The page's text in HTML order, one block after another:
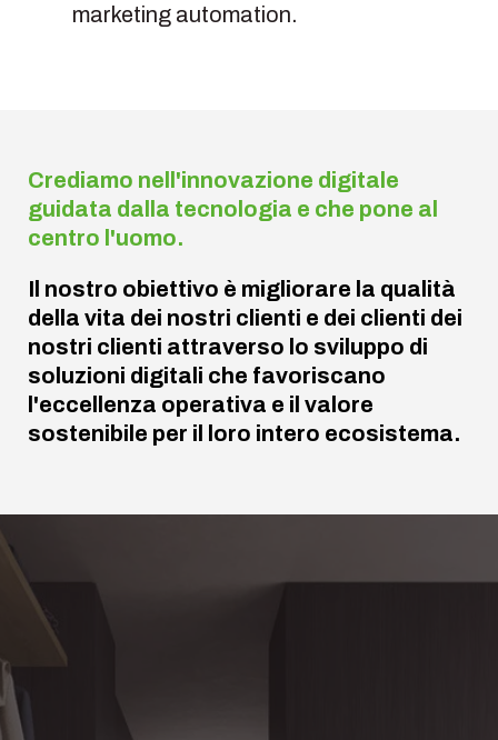
marketing automation.
Crediamo nell'innovazione digitale
guidata dalla tecnologia e che pone al
centro l'uomo.
Il nostro obiettivo è migliorare la qualità
della vita dei nostri clienti e dei clienti dei
nostri clienti attraverso lo sviluppo di
soluzioni digitali che favoriscano
l'eccellenza operativa e il valore
sostenibile per il loro intero ecosistema.